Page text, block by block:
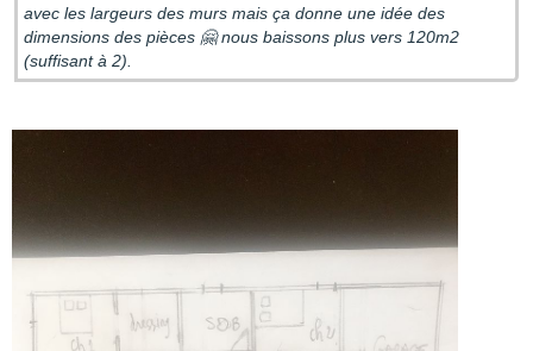
avec les largeurs des murs mais ça donne une idée des
dimensions des pièces 🤗 nous baissons plus vers 120m2
(suffisant à 2).